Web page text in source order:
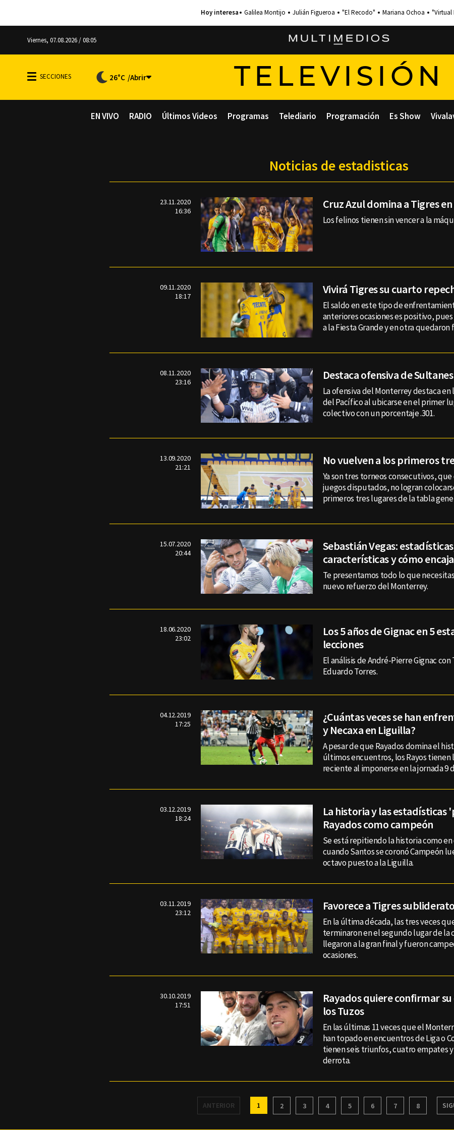
Galilea Montijo Julián Figueroa "El Recodo" Mariana Ochoa "Virtual
Viernes, 07.08.2026 / 08:05
26°C TELEVISIÓN
EN VIVO RADIO Últimos Videos Programas Telediario Programación Es Show
Noticias de estadisticas
23.11.2020
16:36
Cruz Azul domina a Tigres
Los felinos tienen sin vencer a la
09.11.2020
18:17
Vivirá Tigres su cuarto
El saldo en este tipo de
anteriores ocasiones es positivo,
a la Fiesta Grande y en otra quedaron
08.11.2020
23:16
Destaca ofensiva de Sultanes
La ofensiva del Monterrey destaca en
del Pacífico al ubicarse en el primer
colectivo con un porcentaje .301.
13.09.2020
21:21
No vuelven a los primeros
Ya son tres torneos consecutivos,
juegos disputados, no logran
primeros tres lugares de la tabla
15.07.2020
20:44
Sebastián Vegas:
características y cómo
Te presentamos todo lo que
nuevo refuerzo del Monterrey.
18.06.2020
23:02
Los 5 años de Gignac en 5
lecciones
El análisis de André-Pierre Gignac
Eduardo Torres.
04.12.2019
17:25
¿Cuántas veces se han
y Necaxa en Liguilla?
A pesar de que Rayados domina el
últimos encuentros, los Rayos tienen
reciente al imponerse en la jornada 9
03.12.2019
18:24
La historia y las estadísticas
Rayados como campeón
Se está repitiendo la historia como en
cuando Santos se coronó Campeón
octavo puesto a la Liguilla.
03.11.2019
23:12
Favorece a Tigres subliderato
En la última década, las tres veces
terminaron en el segundo lugar de la
llegaron a la gran final y fueron
ocasiones.
30.10.2019
17:51
Rayados quiere confirmar
los Tuzos
En las últimas 11 veces que el
han topado en encuentros de Liga o
tienen seis triunfos, cuatro empates
derrota.
ANTERIOR 1 2 3 4 5 6 7 8